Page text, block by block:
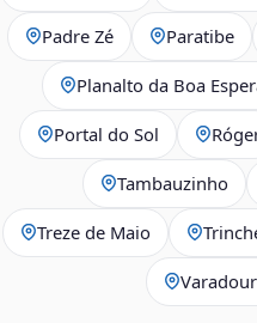
Padre Zé Paratibe
Planalto da Boa
Portal do Sol
Tambauzinho
Treze de Maio